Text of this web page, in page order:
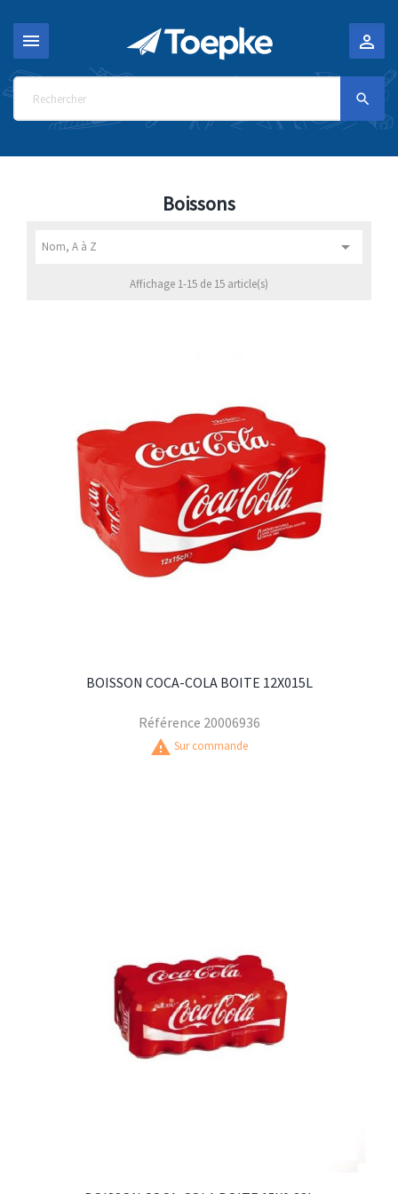
 

Boissons
Nom, A à Z 
Affichage 1-15 de 15 article(s)
BOISSON COCA-COLA BOITE 12X015L
Référence 20006936
warning Sur commande